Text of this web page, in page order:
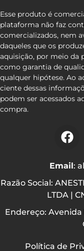
Esse produto é
plataforma não faz
comercializados, nem
daqueles que os
aquisição, por meio da
como garantia de
qualquer hipótese. Ao
ciente dessas
podem ser acessados
compra.
Email:
Razão Social:
LTDA |
Endereço: Avenida
Política de